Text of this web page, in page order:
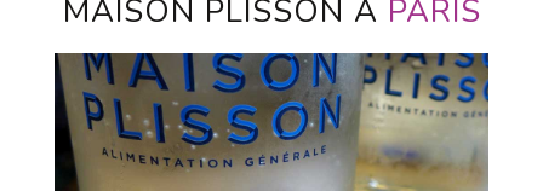
MAISON PLISSON À PARIS